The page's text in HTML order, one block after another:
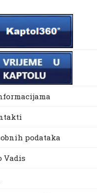
podataka
Vadis